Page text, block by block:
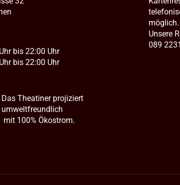
bis 22:00 Uhr
bis 22:00 Uhr
Das Theatiner projiziert
umweltfreundlich
mit 100% Ökostrom.
möglich.
Unsere
089